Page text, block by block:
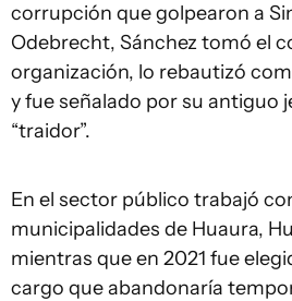
corrupción que golpearon a
Odebrecht, Sánchez tomó el
organización, lo rebautizó
y fue señalado por su antiguo
“traidor”.
En el sector público trabajó
municipalidades de Huaura,
mientras que en 2021 fue
cargo que abandonaría